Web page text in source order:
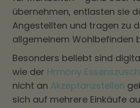
übernehmen, entlasten sie
Angestellten und tragen zu
allgemeinem Wohlbefinden
Besonders beliebt sind
wie der Hrmony
nicht an Akzeptanzstellen
sich auf mehrere Einkäufe